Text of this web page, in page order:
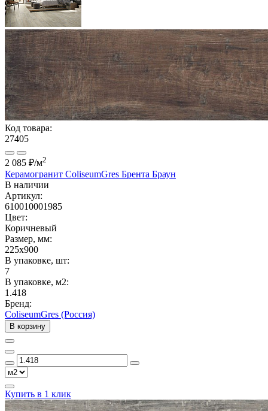
Код товара:
27405
2 085 ₽/м2
Керамогранит ColiseumGres Брента Браун
В наличии
Артикул:
610010001985
Цвет:
Коричневый
Размер, мм:
225x900
В упаковке, шт:
7
В упаковке, м2:
1.418
Бренд:
ColiseumGres (Россия)
В корзину
Купить в 1 клик